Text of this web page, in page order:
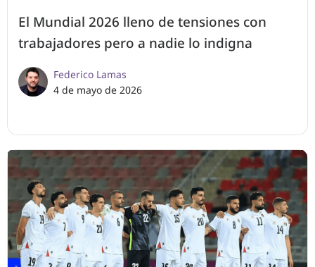
El Mundial 2026 lleno de tensiones con
trabajadores pero a nadie lo indigna
Federico Lamas
4 de mayo de 2026